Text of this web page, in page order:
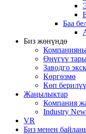
Баа
Биз жөнүндө
Өнүгүү
Заводго
Көргөзмө
Көп
Жаңылыктар
Компания
Industry
VR
Биз менен